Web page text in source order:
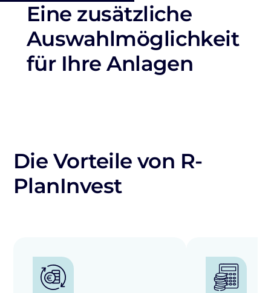
Eine zusätzliche
Auswahlmöglichkeit
für Ihre Anlagen
Die Vorteile von R-
PlanInvest